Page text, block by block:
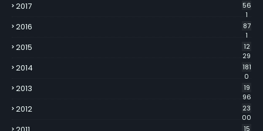
2017
56
1
2016
87
1
2015
12
29
2014
181
0
2013
19
96
2012
23
00
15